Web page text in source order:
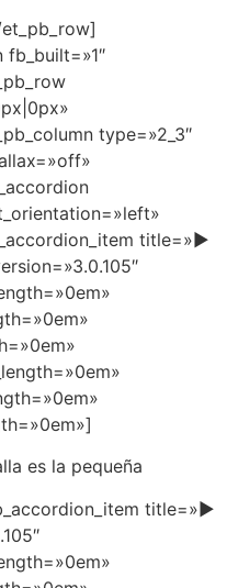
type=»2_3″
title=»►
es la pequeña
title=»►